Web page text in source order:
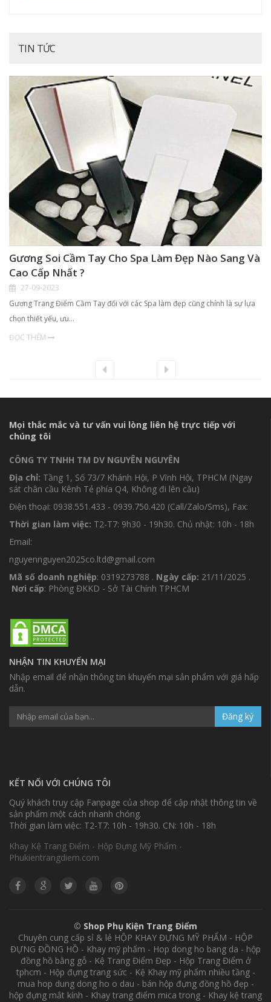
TIN TỨC
Gương Soi Cầm Tay Cho Spa Làm Đẹp Nào Sang Và
Cao Cấp Nhất ?
27-09-2023
Gương Trang Điểm Cầm Tay đối với các Spa làm đẹp cũng chính là sự lựa
chọn thiết yếu, ưu…
ĐỌC THÊM
Mọi thắc mắc và tư vấn vui lòng liên hệ trực tiếp với
chúng tôi
CÔNG TY TNHH TM DV NGUYÊN NGUYÊN
Địa chỉ: Tầng 1, Số 73/7 Khánh Hội, P Vĩnh Hội, TPHCM (Ngay
sát chân cầu Kênh Tẻ phía Q4, Không đi lên cầu)
Điện thoại: 0938.551.433 - 0939.750.420 (Call/Zalo/Sms), Fax:
Thời gian làm việc: T2-T7: 9h30 - 19h30. Chủ nhật: 10h - 18h
Email:
nguyennguyen2025co.ltd@gmail.com
Mã số doanh nghiệp: 0319273788 . Ngày cấp: 21/11/2025 .
Nơi cấp: Phòng ĐKKD - Sở Tài Chính TPHCM
NHẬN TIN KHUYẾN MẠI
Nhập email để nhận thông tin khuyến mại sản phẩm với giá hấp
dẫn.
Đăng ký
KẾT NỐI VỚI CHÚNG TÔI
Quý khách truy cập Fanpage của shop để cập nhật thông tin về
sản phẩm một cách nhanh chóng.
Thời gian làm việc: T2-T7: 10h - 19h30. CN: 10h - 18h
Khay Kệ Trang Điểm - Hộp Đựng Mỹ Phẩm -
Phukientrangdiem.com
© Shop Phụ Kiện Trang Điểm
Chuyên cung cấp sỉ & lẻ HỘP KHAY ĐỰNG MỸ PHẨM - HỘP
ĐỰNG ĐỒNG HỒ - Khay mỹ phẩm - Hop dong ho bang da - hộp
đồng hồ bằng gỗ - Kệ Trang Điểm Đẹp - Hộp Trang Điểm ở
tphcm - Hộp đựng trang sức - Kệ Khay mỹ phẩm nhiều tầng -
mua hop dung dong ho o dau - bán hộp đựng đồng hồ đẹp -
hộp đựng mắt kính - Khay trang điểm mica trong - Khay kệ trang